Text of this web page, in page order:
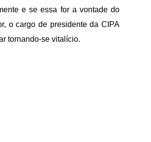
e se essa for a vontade do
o cargo de presidente da CIPA
tornando-se vitalício.